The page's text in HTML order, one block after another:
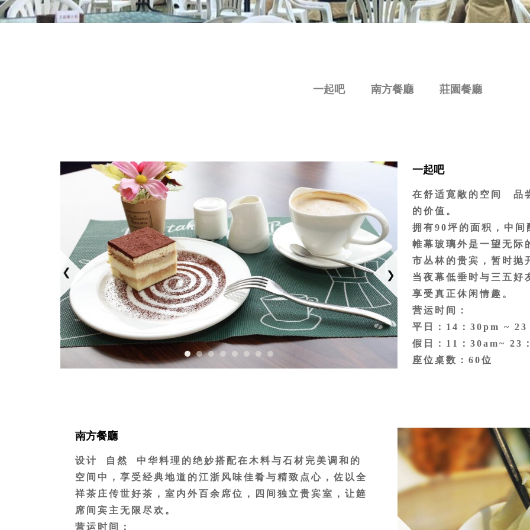
一起吧 南方餐廳 莊園餐廳
一起吧
在舒适寛敞的空间 品
的价值。
拥有90坪的面积，中
帷幕玻璃外是一望无际
市丛林的贵宾，暂时抛
当夜幕低垂时与三五好
享受真正休闲情趣。
营运时间：
平日：14：30pm ~ 23
假日：11：30am~ 23
座位桌数：60位
南方餐廳
设计 自然 中华料理的绝妙搭配在木料与石材完美调和的
空间中，享受经典地道的江浙风味佳肴与精致点心，佐以全
祥茶庄传世好茶，室内外百余席位，四间独立贵宾室，让筵
席间宾主无限尽欢。
营运时间：